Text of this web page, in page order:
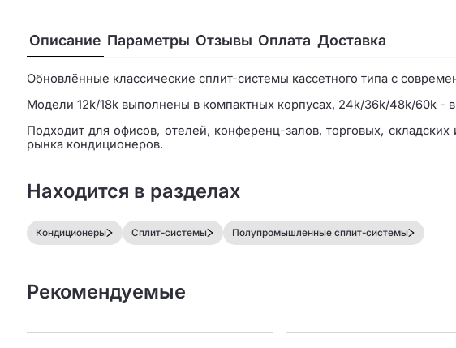
Описание Параметры Отзывы Оплата Доставка
Обновлённые классические сплит-системы кассетного типа с
Модели 12k/18k выполнены в компактных корпусах, 24k/36k/48k/60k -
Подходит для офисов, отелей, конференц-залов, торговых,
рынка кондиционеров.
Находится в разделах
Кондиционеры Сплит-системы Полупромышленные сплит-системы
Рекомендуемые